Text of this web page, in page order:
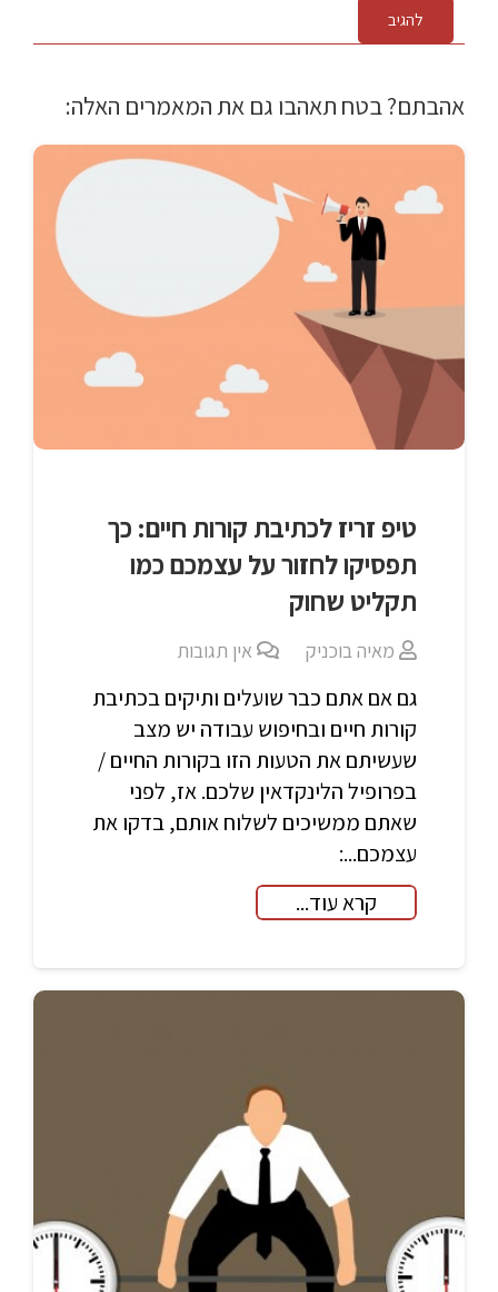
להגיב
אהבתם? בטח תאהבו גם את המאמרים האלה:
טיפ זריז לכתיבת קורות חיים: כך
תפסיקו לחזור על עצמכם כמו
תקליט שחוק
מאיה בוכניק אין תגובות
גם אם אתם כבר שועלים ותיקים בכתיבת
קורות חיים ובחיפוש עבודה יש מצב
שעשיתם את הטעות הזו בקורות החיים /
בפרופיל הלינקדאין שלכם. אז, לפני
שאתם ממשיכים לשלוח אותם, בדקו את
עצמכם...:
קרא עוד...